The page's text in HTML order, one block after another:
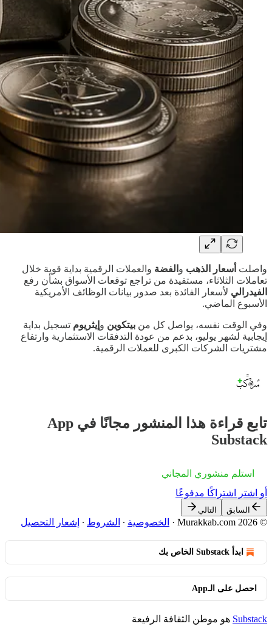
واصلت أسعار الذهب و الفضة والعملات الرقمية بداية قوية خلال
تعاملات الثلاثاء، مستفيدة من تراجع توقعات الأسواق بشأن رفع
الفيدرالي لأسعار الفائدة بعد صدور بيانات الوظائف الأمريكية
الأسبوع الماضي.
وفي الوقت نفسه، يواصل كل من بيتكوين و إيثريوم تسجيل بداية
إيجابية لشهر يوليو، بدعم من عودة التدفقات الاستثمارية وارتفاع
مشتريات الشركات الكبرى للعملات الرقمية.
تابع قراءة هذا المنشور مجانًا في App
Substack
استلم منشوري المجاني
أو اشترِ اشتراكًا مدفوعًا
السابق التالي
© 2026 Murakkab.com
· الخصوصية ∙ الشروط ∙ إشعار التحصيل
ابدأ Substack الخاص بك
احصل على الـApp
Substack هو موطن الثقافة الرفيعة